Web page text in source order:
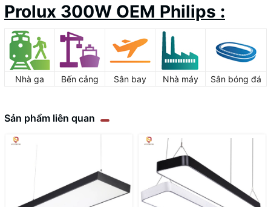
Prolux 300W OEM Philips :
Nhà ga Bến cảng Sân bay Nhà máy Sân bóng đá
Sản phẩm liên quan